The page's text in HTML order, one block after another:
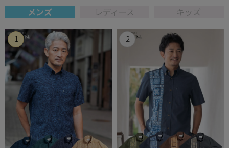
メンズ レディース キッズ